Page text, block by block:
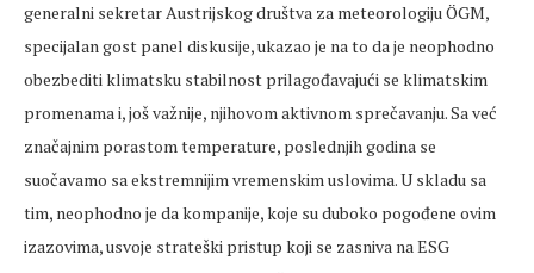
generalni sekretar Austrijskog društva za meteorologiju ÖGM,
specijalan gost panel diskusije, ukazao je na to da je neophodno
obezbediti klimatsku stabilnost prilagođavajući se klimatskim
promenama i, još važnije, njihovom aktivnom sprečavanju. Sa već
značajnim porastom temperature, poslednjih godina se
suočavamo sa ekstremnijim vremenskim uslovima. U skladu sa
tim, neophodno je da kompanije, koje su duboko pogođene ovim
izazovima, usvoje strateški pristup koji se zasniva na ESG